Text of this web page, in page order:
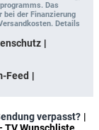
Das
der Finanzierung
Details
Feed
verpasst?
TV Wunschliste